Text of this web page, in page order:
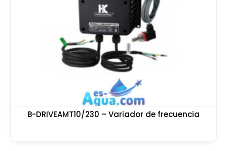
B-DRIVEAMT10/230 – Variador de frecuencia